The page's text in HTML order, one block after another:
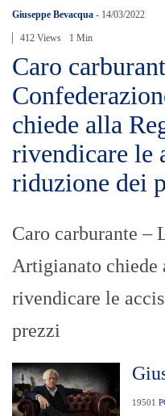
Giuseppe Bevacqua - 14/03/2022
412 Views 1 Min
Caro
chiede alla
rivendicare le
riduzione dei
Caro carburante –
Artigianato chiede
rivendicare le
prezzi
19501